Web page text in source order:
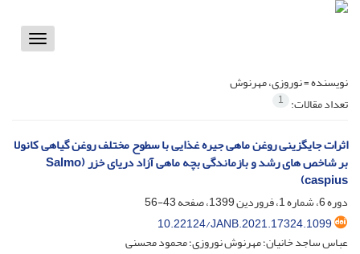
Toggle
نویسنده =نوروزی، مهرنوش
تعداد مقالات: 1
اثرات جایگزینی روغن ماهی جیره غذایی با سطوح مختلف روغن گیاهی کانولا
بر شاخص های رشد و بازماندگی بچه ماهی آزاد دریای خزر (Salmo
caspius)
دوره 6، شماره 1، فروردین 1399، صفحه
43-56
10.22124/JANB.2021.17324.1099
عباس ساجد خانیان؛ مهرنوش نوروزی؛ محمود محسنی